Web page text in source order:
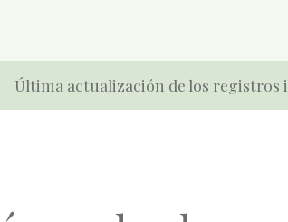
Última actualización de los registros